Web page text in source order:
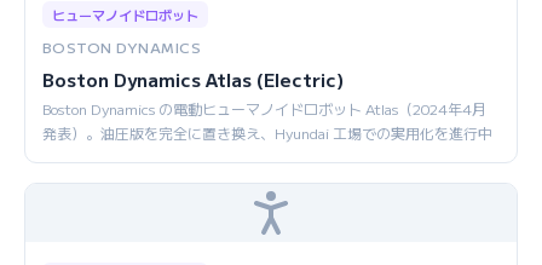
ヒューマノイドロボット
BOSTON DYNAMICS
Boston Dynamics Atlas (Electric)
Boston Dynamics の電動ヒューマノイドロボット Atlas（2024年4月
発表）。油圧版を完全に置き換え、Hyundai 工場での実用化を進行中